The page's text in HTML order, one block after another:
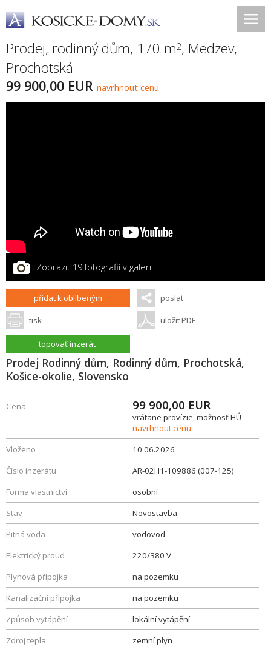
Prodej, rodinný dům, 170 m2, Medzev,
Prochotská
99 900,00 EUR navrhnout cenu
Zobrazit 19 fotografií v galerii
přidat k oblíbeným poslat
tisk uložit PDF
topovať inzerát
Prodej Rodinný dům, Rodinný dům, Prochotská,
Košice-okolie, Slovensko
Cena 99 900,00 EUR
vrátane provízie, možnosť HÚ
navrhnout cenu
Vloženo
10.06.2026
Číslo inzerátu
AR-02H1-109886 (007-125)
Forma vlastnictví
osobní
Stav
Novostavba
Pitná voda
vodovod
Elektrický proud
220/380 V
Plynová přípojka
na pozemku
Kanalizační přípojka
na pozemku
Způsob vytápění
lokální vytápění
Zdroj tepla
zemní plyn